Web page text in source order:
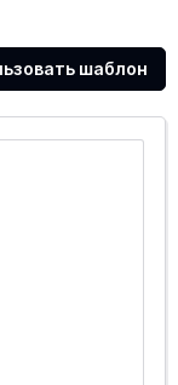
шаблон